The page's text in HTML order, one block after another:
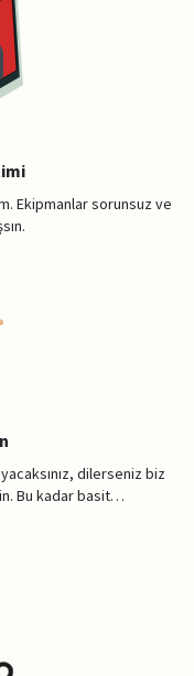
Ekipmanlar sorunsuz ve
dilerseniz biz
Bu kadar basit…